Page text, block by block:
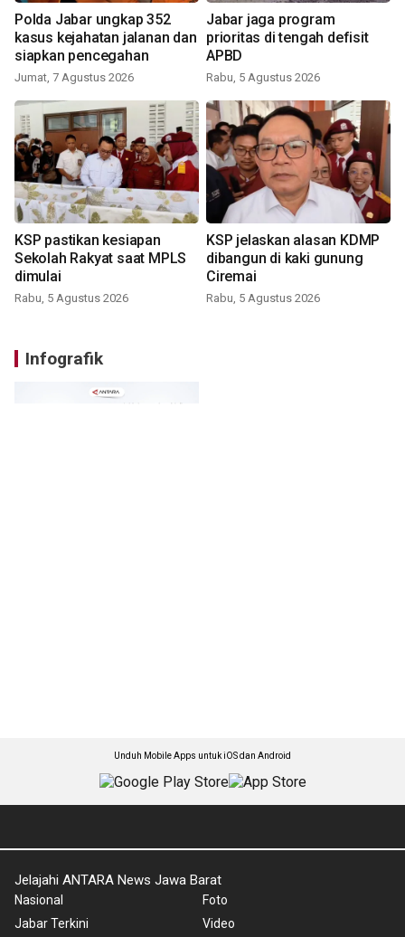
Polda Jabar ungkap 352
kasus kejahatan jalanan dan
siapkan pencegahan
Jumat, 7 Agustus 2026
Jabar jaga program
prioritas di tengah defisit
APBD
Rabu, 5 Agustus 2026
KSP pastikan kesiapan
Sekolah Rakyat saat MPLS
dimulai
Rabu, 5 Agustus 2026
KSP jelaskan alasan KDMP
dibangun di kaki gunung
Ciremai
Rabu, 5 Agustus 2026
Infografik
Unduh Mobile Apps untuk iOS dan Android
Jelajahi ANTARA News Jawa Barat
Nasional
Jabar Terkini
Foto
Video